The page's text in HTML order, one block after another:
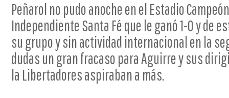
Peñarol no pudo anoche en el Estadio
Independiente Santa Fé que le ganó 1-0 y de
su grupo y sin actividad internacional en la
dudas un gran fracaso para Aguirre y sus
la Libertadores aspiraban a más.